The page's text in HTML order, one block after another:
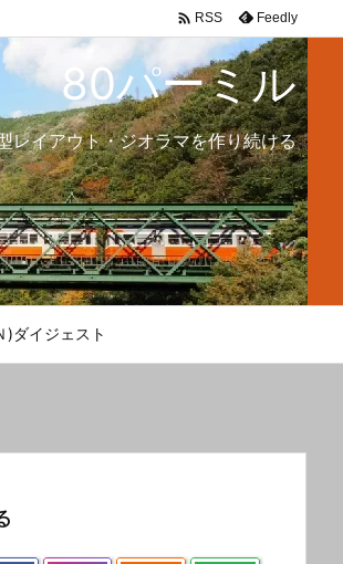
80パーミル
レイアウト・ジオラマを作り続ける
)ダイジェスト
 RSS Feedly